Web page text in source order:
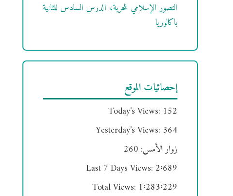
التصور الإسلامي للحرية، الدرس السادس للثانية
باكالوريا
إحصائيات الموقع
Today's Views: 152
Yesterday's Views: 364
زوار الأمس: 260
Last 7 Days Views: 2٬689
Total Views: 1٬283٬229